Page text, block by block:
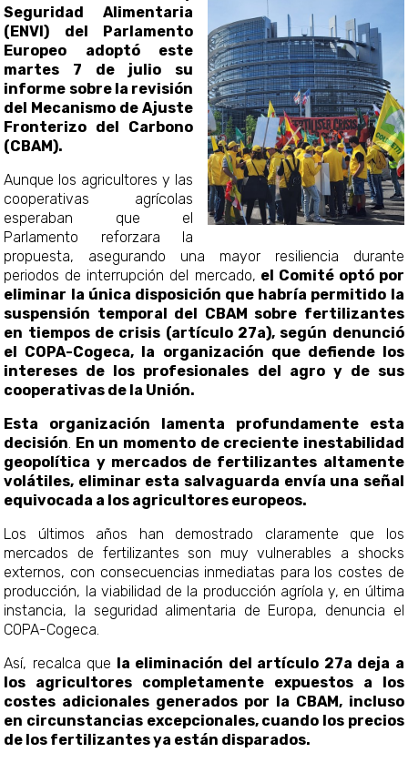
Seguridad Alimentaria
(ENVI) del Parlamento
Europeo adoptó este
martes 7 de julio su
informe sobre la revisión
del Mecanismo de Ajuste
Fronterizo del Carbono
(CBAM).
Aunque los agricultores y las
cooperativas agrícolas
esperaban que el
Parlamento reforzara la
propuesta, asegurando una mayor resiliencia durante
periodos de interrupción del mercado, el Comité optó por
eliminar la única disposición que habría permitido la
suspensión temporal del CBAM sobre fertilizantes
en tiempos de crisis (artículo 27a), según denunció
el COPA-Cogeca, la organización que defiende los
intereses de los profesionales del agro y de sus
cooperativas de la Unión.
Esta organización lamenta profundamente esta
decisión En un momento de creciente inestabilidad
geopolítica y mercados de fertilizantes altamente
volátiles, eliminar esta salvaguarda envía una señal
equivocada a los agricultores europeos.
Los últimos años han demostrado claramente que los
mercados de fertilizantes son muy vulnerables a shocks
externos, con consecuencias inmediatas para los costes de
producción, la viabilidad de la producción agríola y, en última
instancia, la seguridad alimentaria de Europa, denuncia el
COPA-Cogeca.
Así, recalca que la eliminación del artículo 27a deja a
los agricultores completamente expuestos a los
costes adicionales generados por la CBAM, incluso
en circunstancias excepcionales, cuando los precios
de los fertilizantes ya están disparados.